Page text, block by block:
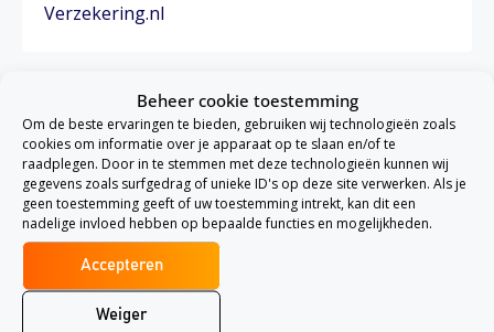
Beheer cookie toestemming
Om de beste ervaringen te bieden, gebruiken wij technologieën zoals
cookies om informatie over je apparaat op te slaan en/of te
raadplegen. Door in te stemmen met deze technologieën kunnen wij
gegevens zoals surfgedrag of unieke ID's op deze site verwerken. Als je
geen toestemming geeft of uw toestemming intrekt, kan dit een
nadelige invloed hebben op bepaalde functies en mogelijkheden.
Accepteren
Weiger
Verzekering.nl